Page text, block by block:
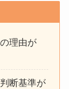
理由が
断基準が